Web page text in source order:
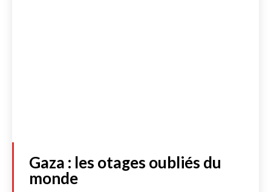
Gaza : les otages oubliés du
monde